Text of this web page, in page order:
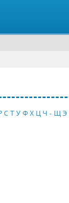
С Т У Ф Х Ц Ч - Щ Э